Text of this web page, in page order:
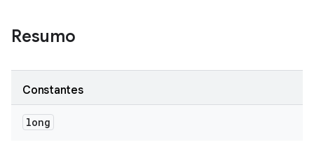
Resumo
Constantes
long